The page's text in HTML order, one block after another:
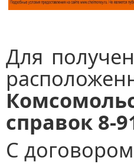
Для
справок 8-
С